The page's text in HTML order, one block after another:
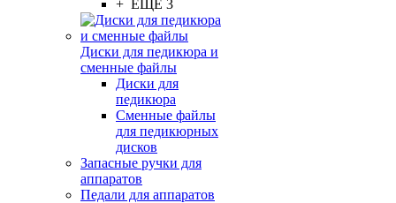
+ ЕЩЕ 3
Диски для педикюра и
сменные файлы
Диски для
педикюра
Сменные файлы
для педикюрных
дисков
Запасные ручки для
аппаратов
Педали для аппаратов